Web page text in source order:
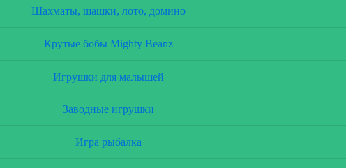
Шахматы, шашки, лото, домино
Крутые бобы Mighty Beanz
Игрушки для малышей
Заводные игрушки
Игра рыбалка